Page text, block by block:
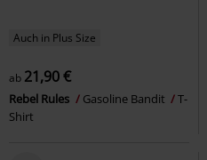
Auch in Plus Size
ab 21,90 €
Rebel Rules Gasoline Bandit
T-
Shirt